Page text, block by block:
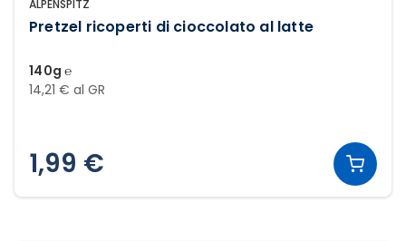
ALPENSPITZ
Pretzel ricoperti di cioccolato al latte
140g ℮
14,21 € al GR
1,99 €